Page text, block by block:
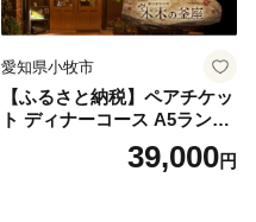
愛知県小牧市
【ふるさと納税】ペアチケッ
ト ディナーコース A5ランク
飛騨牛 コース 記念日 お誕生
日 特別な日 完全個室 ノンア
39,000円